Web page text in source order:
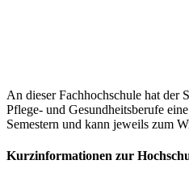
An dieser Fachhochschule hat der
Pflege- und Gesundheitsberufe
Semestern und kann jeweils zum
Kurzinformationen zur